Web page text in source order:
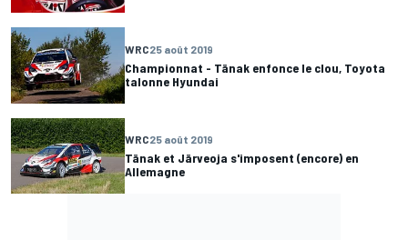
WRC25 août 2019
Championnat - Tänak enfonce le clou, Toyota
talonne Hyundai
WRC25 août 2019
Tänak et Järveoja s'imposent (encore) en
Allemagne